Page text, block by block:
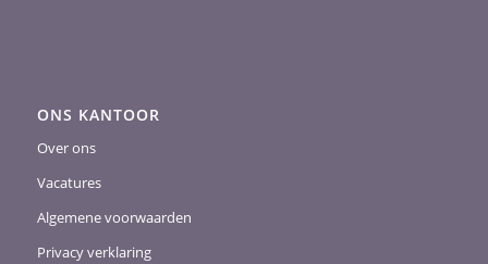
ONS KANTOOR
Over ons
Vacatures
Algemene voorwaarden
Privacy verklaring